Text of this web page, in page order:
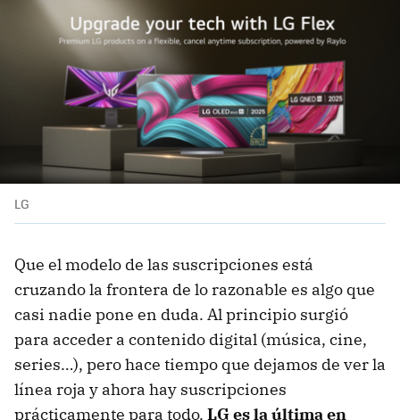
LG
Que el modelo de las suscripciones está
cruzando la frontera de lo razonable es algo que
casi nadie pone en duda. Al principio surgió
para acceder a contenido digital (música, cine,
series…), pero hace tiempo que dejamos de ver la
línea roja y ahora hay suscripciones
prácticamente para todo. LG es la última en